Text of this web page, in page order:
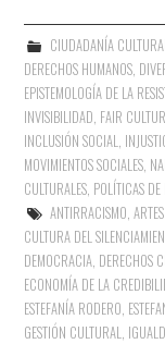
CIUDADANÍA CULTURAL
DERECHOS HUMANOS
EPISTEMOLOGÍA DE LA
INVISIBILIDAD FAIR
INCLUSIÓN SOCIAL
MOVIMIENTOS SOCIALES
CULTURALES POLÍTICAS
ANTIRRACISMO
CULTURA DEL
DEMOCRACIA DERECHOS
ECONOMÍA DE LA
ESTEFANÍA RODERO
GESTIÓN CULTURAL